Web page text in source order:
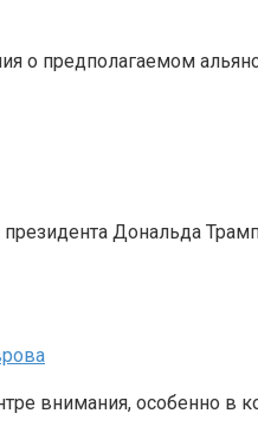
о предполагаемом
Дональда
внимания, особенно в